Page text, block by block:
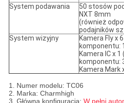
System podawania
50 stosów
NXT 8mm
(również
podajników
System wizyjny
Kamera Fly x
komponentu:
Kamera IC x
komponentu:
Kamera Mark
1. Numer modelu: TC06
2. Marka: Charmhigh
3. Główna konfiguracja: W pełni